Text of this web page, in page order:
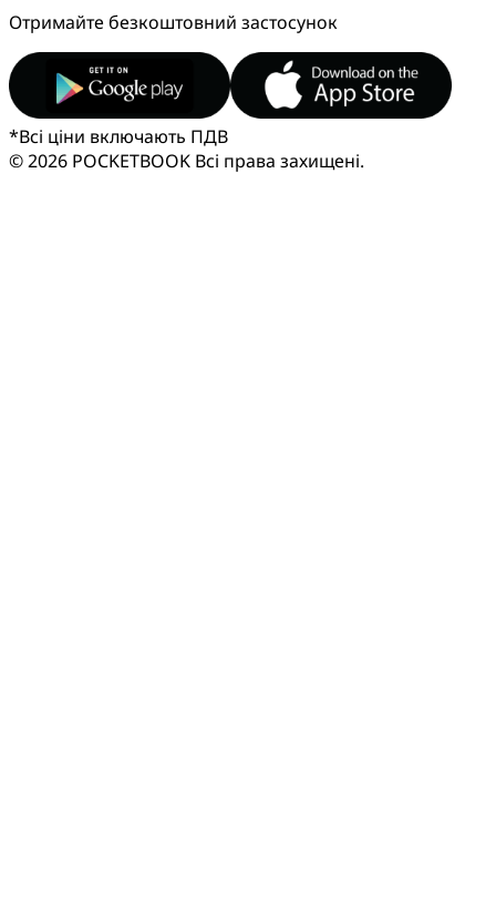
Отримайте безкоштовний застосунок
*Всі ціни включають ПДВ
© 2026 POCKETBOOK Всі права захищені.